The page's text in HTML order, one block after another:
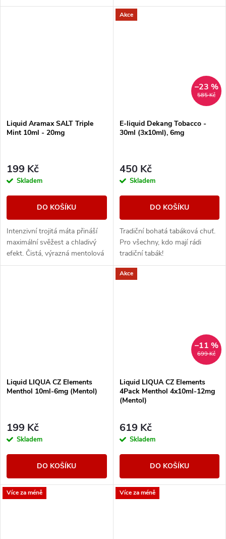
tabáku jemnější a nasládlejší. Z
nabídky e-liquidů je tato
Liquid Aramax SALT Triple
Mint 10ml - 20mg
199 Kč
Skladem
DO KOŠÍKU
Intenzivní trojitá máta přináší
maximální svěžest a chladivý
efekt. Čistá, výrazná mentolová
chuť pro milovníky silného
Akce
585 Kč
–23 %
E-liquid Dekang Tobacco -
30ml (3x10ml), 6mg
450 Kč
Skladem
DO KOŠÍKU
Tradiční bohatá tabáková chuť.
Pro všechny, kdo mají rádi
tradiční tabák!
Liquid LIQUA CZ Elements
Menthol 10ml-6mg (Mentol)
199 Kč
Skladem
DO KOŠÍKU
Akce
699 Kč
–11 %
Liquid LIQUA CZ Elements
4Pack Menthol 4x10ml-12mg
(Mentol)
619 Kč
Skladem
DO KOŠÍKU
Více za méně Více za méně